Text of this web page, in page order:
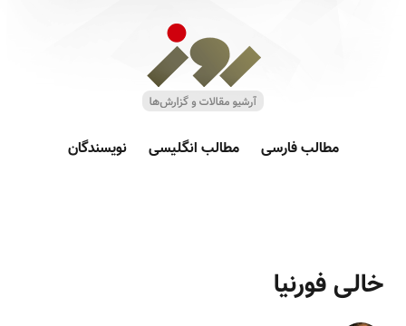
مطالب فارسی مطالب انگلیسی نویسندگان
خالی فورنیا